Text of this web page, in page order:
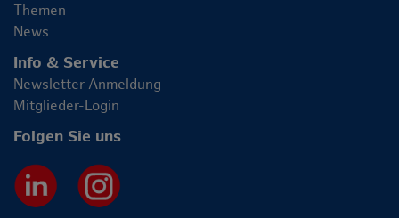
Themen
News
Info & Service
Newsletter Anmeldung
Mitglieder-Login
Folgen Sie uns